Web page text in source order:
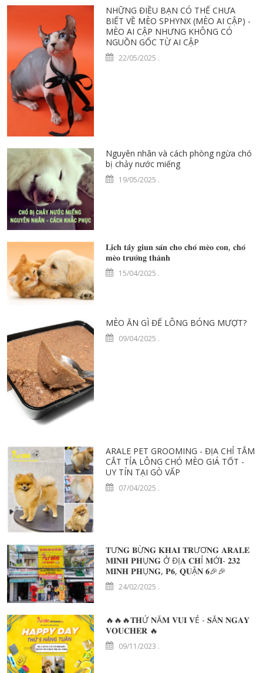
NHỮNG ĐIỀU BẠN CÓ THỂ CHƯA
BIẾT VỀ MÈO SPHYNX (MÈO AI CẬP) -
MÈO AI CẬP NHƯNG KHÔNG CÓ
NGUỒN GỐC TỪ AI CẬP
22/05/2025 .
Nguyên nhân và cách phòng ngừa chó
bị chảy nước miếng
19/05/2025 .
𝐋𝐢̣𝐜𝐡 𝐭𝐚̂̉𝐲 𝐠𝐢𝐮𝐧 𝐬𝐚́𝐧 𝐜𝐡𝐨 𝐜𝐡𝐨́ 𝐦𝐞̀𝐨 𝐜𝐨𝐧, 𝐜𝐡𝐨́
𝐦𝐞̀𝐨 𝐭𝐫𝐮̛𝐨̛̉𝐧𝐠 𝐭𝐡𝐚̀𝐧𝐡
15/04/2025 .
MÈO ĂN GÌ ĐỂ LÔNG BÓNG MƯỢT?
09/04/2025 .
ARALE PET GROOMING - ĐỊA CHỈ TẮM
CẮT TỈA LÔNG CHÓ MÈO GIÁ TỐT -
UY TÍN TẠI GÒ VẤP
07/04/2025 .
𝐓Ư𝐍𝐆 𝐁Ừ𝐍𝐆 𝐊𝐇𝐀𝐈 𝐓𝐑ƯƠ𝐍𝐆 𝐀𝐑𝐀𝐋𝐄
𝐌𝐈𝐍𝐇 𝐏𝐇Ụ𝐍𝐆 Ở ĐỊ𝐀 𝐂𝐇Ỉ 𝐌Ớ𝐈- 𝟐𝟑𝟐
𝐌𝐈𝐍𝐇 𝐏𝐇Ụ𝐍𝐆, 𝐏𝟔, 𝐐𝐔Ậ𝐍 𝟔🎉🎉
24/02/2025 .
🔥🔥🔥𝐓𝐇Ứ 𝐍Ă𝐌 𝐕𝐔𝐈 𝐕Ẻ - 𝐒Ă𝐍 𝐍𝐆𝐀𝐘
𝐕𝐎𝐔𝐂𝐇𝐄𝐑 🔥
09/11/2023 .